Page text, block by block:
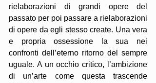
rielaborazioni di grandi opere del
passato per poi passare a rielaborazioni
di opere da egli stesso create. Una vera
e propria ossessione la sua nei
confronti dell’eterno ritorno del sempre
uguale. A un occhio critico, l’ambizione
di un’arte come questa trascende